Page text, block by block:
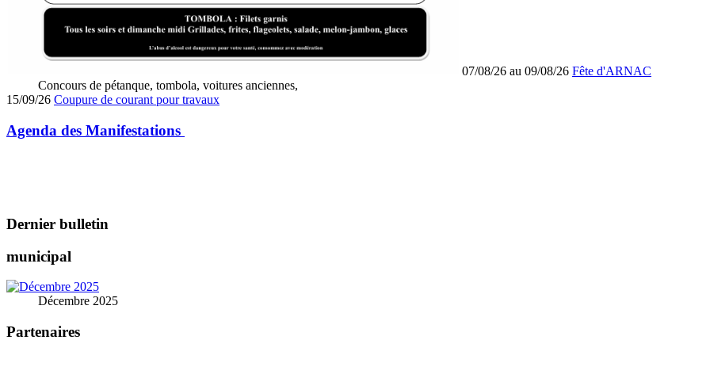
07/08/26 au 09/08/26 Fête d'ARNAC
Concours de pétanque, tombola, voitures anciennes,
15/09/26 Coupure de courant pour travaux
Agenda des Manifestations
Dernier bulletin
municipal
Décembre 2025
Partenaires